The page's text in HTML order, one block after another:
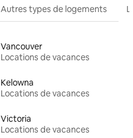
Autres types de logements
Vancouver
Locations de vacances
Kelowna
Locations de vacances
Victoria
Locations de vacances